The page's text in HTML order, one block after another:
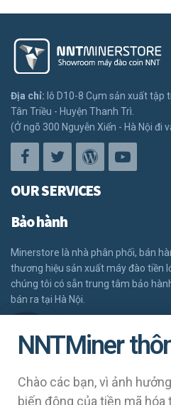
Địa chỉ: lô D10-8 Cụm sản xuất tập
Tân Triều - Huyện Thanh Trì.
(Ở ngõ 300 Nguyễn Xiển - Hà Nội đi
OUR SERVICES
Bảo hành
Minerstore là nhà phân phối, bán
thương hiệu sản xuất máy đào tiền
chúng tôi có sẵn trung tâm bảo
bán ra tại Hà Nội.
ĐĂNG KÝ BẢO HÀNH
Khách hàng cần biết
GỌI NGAY
NNTMiner
Chào các bạn, vì ảnh
biến động của tiền mã